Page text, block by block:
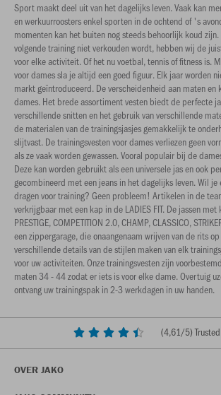
Sport maakt deel uit van het dagelijks leven. Vaak kan
en werkuurroosters enkel sporten in de ochtend of 's
momenten kan het buiten nog steeds behoorlijk koud
volgende training niet verkouden wordt, hebben wij de
voor elke activiteit. Of het nu voetbal, tennis of fitness is.
voor dames sla je altijd een goed figuur. Elk jaar worden
markt geïntroduceerd. De verscheidenheid aan maten
dames. Het brede assortiment vesten biedt de perfecte
verschillende snitten en het gebruik van verschillende
de materialen van de trainingsjasjes gemakkelijk te
slijtvast. De trainingsvesten voor dames verliezen geen
als ze vaak worden gewassen. Vooral populair bij de
Deze kan worden gebruikt als een universele jas en ook
gecombineerd met een jeans in het dagelijks leven. Wil je
dragen voor training? Geen probleem! Artikelen in de
verkrijgbaar met een kap in de LADIES FIT. De jassen met
PRESTIGE, COMPETITION 2.0, CHAMP, CLASSICO,
een zippergarage, die onaangenaam wrijven van de rits
verschillende details van de stijlen maken van elk
voor uw activiteiten. Onze trainingsvesten zijn
maten 34 - 44 zodat er iets is voor elke dame. Overtuig
ontvang uw trainingspak in 2-3 werkdagen in uw handen.
(4,61/5)
OVER JAKO